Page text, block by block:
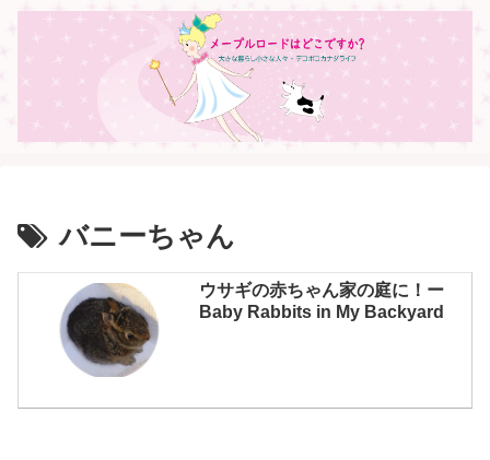
バニーちゃん
ウサギの赤ちゃん家の庭に！ー
Baby Rabbits in My Backyard